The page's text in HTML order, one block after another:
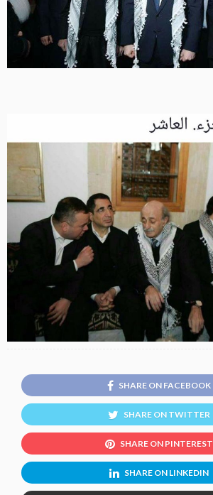
SHARE ON FACEBOOK
SHARE ON TWITTER
SHARE ON PINTEREST
SHARE ON LINKEDIN